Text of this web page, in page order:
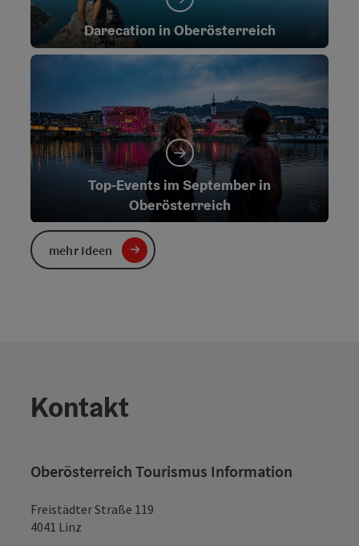
Darecation in Oberösterreich
Top-Events im September in
Oberösterreich
©
mehr Ideen
Kontakt
Oberösterreich Tourismus Information
Freistädter Straße 119
4041 Linz